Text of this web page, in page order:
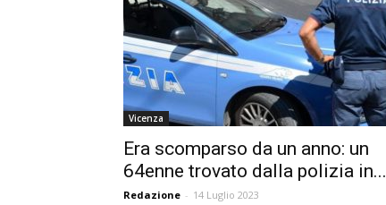
Vicenza
Era scomparso da un anno: un
64enne trovato dalla polizia in...
Redazione - 14 Luglio 2023